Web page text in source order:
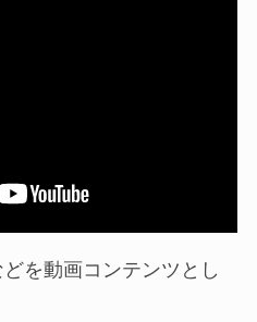
を動画コンテンツとし